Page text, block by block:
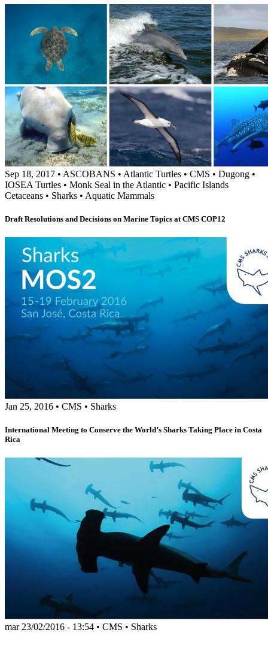
Sep 18, 2017 • ASCOBANS • Atlantic Turtles • CMS • Dugong •
IOSEA Turtles • Monk Seal in the Atlantic • Pacific Islands
Cetaceans • Sharks • Aquatic Mammals
Draft Resolutions and Decisions on Marine Topics at CMS COP12
Jan 25, 2016 • CMS • Sharks
International Meeting to Conserve the World’s Sharks Taking Place in Costa
Rica
mar 23/02/2016 - 13:54 • CMS • Sharks